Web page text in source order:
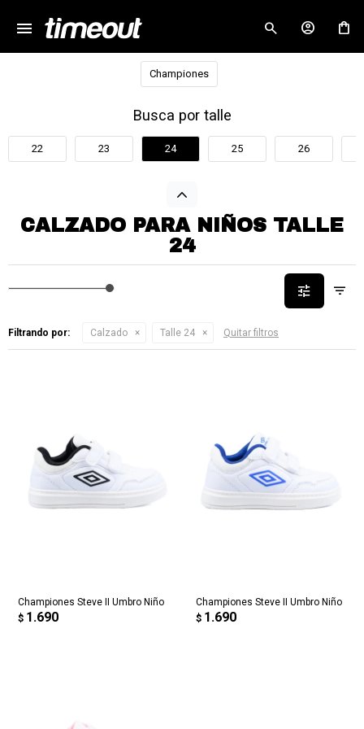
menu
Championes
Busca por talle
22 23 24 25 26
CALZADO PARA NIÑOS TALLE
24
Filtrando por: Calzado Talle 24 Quitar filtros
Championes Steve II Umbro Niño
$ 1.690
Championes Steve II Umbro Niño
$ 1.690